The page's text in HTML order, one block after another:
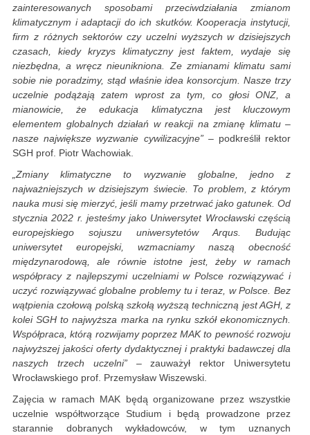
zainteresowanych sposobami przeciwdziałania zmianom
klimatycznym i adaptacji do ich skutków. Kooperacja instytucji,
firm z różnych sektorów czy uczelni wyższych w dzisiejszych
czasach, kiedy kryzys klimatyczny jest faktem, wydaje się
niezbędna, a wręcz nieunikniona. Ze zmianami klimatu sami
sobie nie poradzimy, stąd właśnie idea konsorcjum. Nasze trzy
uczelnie podążają zatem wprost za tym, co głosi ONZ, a
mianowicie, że edukacja klimatyczna jest kluczowym
elementem globalnych działań w reakcji na zmianę klimatu –
nasze największe wyzwanie cywilizacyjne”– podkreślił rektor
SGH prof. Piotr Wachowiak.
„Zmiany klimatyczne to wyzwanie globalne, jedno z
najważniejszych w dzisiejszym świecie. To problem, z którym
nauka musi się mierzyć, jeśli mamy przetrwać jako gatunek. Od
stycznia 2022 r. jesteśmy jako Uniwersytet Wrocławski częścią
europejskiego sojuszu uniwersytetów Arqus. Budując
uniwersytet europejski, wzmacniamy naszą obecność
międzynarodową, ale równie istotne jest, żeby w ramach
współpracy z najlepszymi uczelniami w Polsce rozwiązywać i
uczyć rozwiązywać globalne problemy tu i teraz, w Polsce. Bez
wątpienia czołową polską szkołą wyższą techniczną jest AGH, z
kolei SGH to najwyższa marka na rynku szkół ekonomicznych.
Współpraca, którą rozwijamy poprzez MAK to pewność rozwoju
najwyższej jakości oferty dydaktycznej i praktyki badawczej dla
naszych trzech uczelni”– zauważył rektor Uniwersytetu
Wrocławskiego prof. Przemysław Wiszewski.
Zajęcia w ramach MAK będą organizowane przez wszystkie
uczelnie współtworzące Studium i będą prowadzone przez
starannie dobranych wykładowców, w tym uznanych